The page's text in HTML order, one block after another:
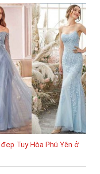
Tuy Hòa Phú Yên ở